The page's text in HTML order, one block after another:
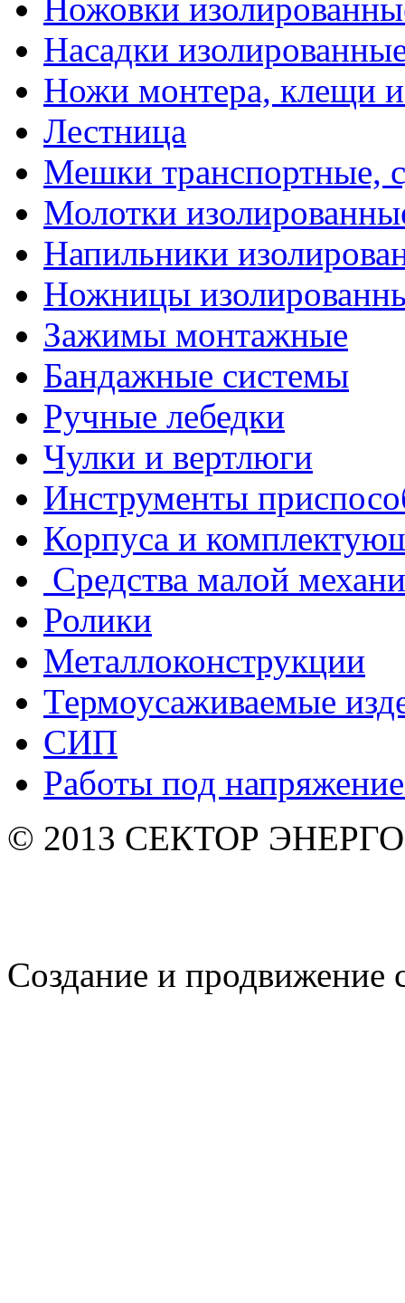
Ножовки
Насадки
Ножи монтера, клещи
Лестница
Мешки транспортные,
Молотки
Напильники
Ножницы
Зажимы монтажные
Бандажные системы
Ручные лебедки
Чулки и вертлюги
Инструменты
Корпуса и
Средства малой
Ролики
Металлоконструкции
Термоусаживаемые
СИП
Работы под
© 2013 СЕКТОР ЭНЕРГО.
Создание и продвижение